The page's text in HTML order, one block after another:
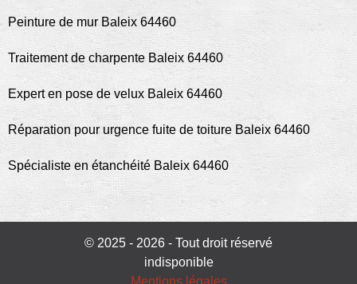
Peinture de mur Baleix 64460
Traitement de charpente Baleix 64460
Expert en pose de velux Baleix 64460
Réparation pour urgence fuite de toiture Baleix 64460
Spécialiste en étanchéité Baleix 64460
© 2025 - 2026 - Tout droit réservé
indisponible
Mentions légales